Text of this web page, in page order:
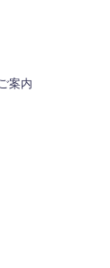
案内